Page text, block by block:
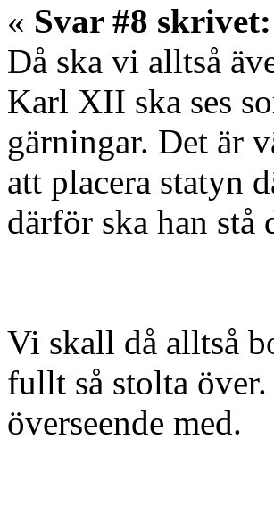
« Svar #8 skrivet:
Då ska vi alltså
Karl XII ska ses
gärningar. Det är
att placera statyn
därför ska han stå
Vi skall då alltså
fullt så stolta
överseende med.